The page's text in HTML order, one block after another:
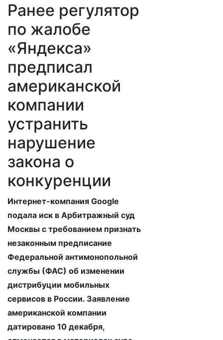
Ранее регулятор
по жалобе
«Яндекса»
предписал
американской
компании
устранить
нарушение
закона о
конкуренции
Интернет-компания Google
подала иск в Арбитражный суд
Москвы с требованием признать
незаконным предписание
Федеральной антимонопольной
службы (ФАС) об изменении
дистрибуции мобильных
сервисов в России. Заявление
американской компании
датировано 10 декабря,